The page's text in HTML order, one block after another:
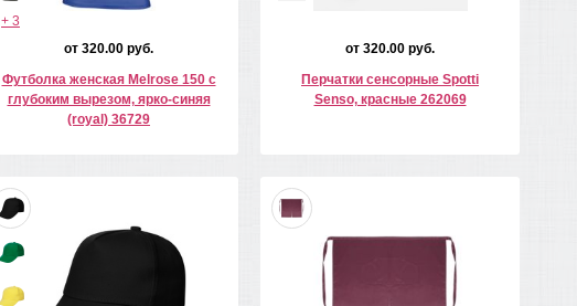
+ 3
от 320.00 руб.
Футболка женская Melrose 150 с
глубоким вырезом, ярко-синяя
(royal) 36729
от 320.00 руб.
Перчатки сенсорные Spotti
Senso, красные 262069